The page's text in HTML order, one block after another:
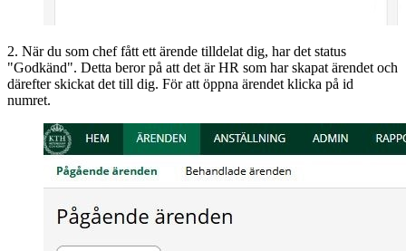
2. När du som chef fått ett ärende tilldelat dig, har det status
"Godkänd". Detta beror på att det är HR som har skapat ärendet och
därefter skickat det till dig. För att öppna ärendet klicka på id
numret.